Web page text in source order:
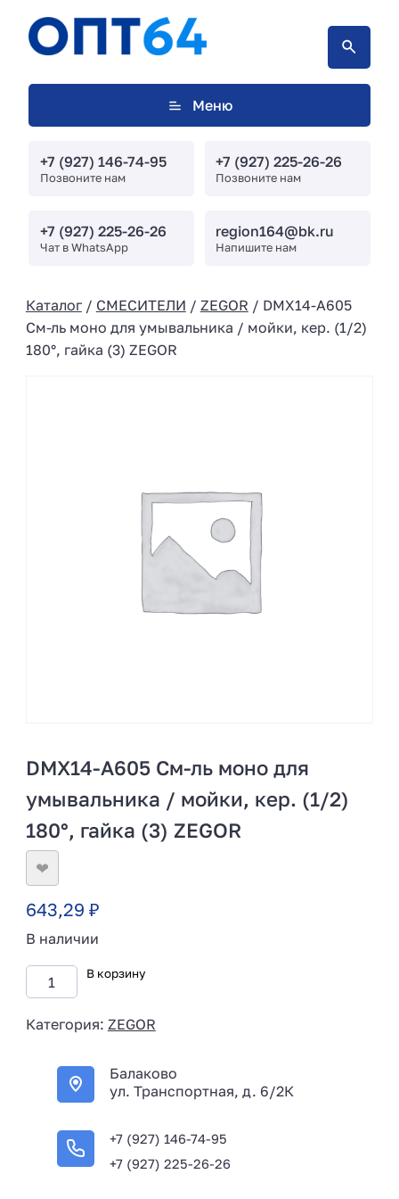
Меню
+7 (927) 146-74-95
Позвоните нам
+7 (927) 225-26-26
Позвоните нам
+7 (927) 225-26-26
Чат в WhatsApp
region164@bk.ru
Напишите нам
Каталог/ СМЕСИТЕЛИ / ZEGOR / DMX14-A605
См-ль моно для умывальника / мойки, кер. (1/2)
180°, гайка (3) ZEGOR
DMX14-A605 См-ль моно для
умывальника / мойки, кер. (1/2)
180°, гайка (3) ZEGOR
❤
643,29 ₽
В наличии
В корзину
Категория: ZEGOR
Балаково
ул. Транспортная, д. 6/2К
+7 (927) 146-74-95
+7 (927) 225-26-26